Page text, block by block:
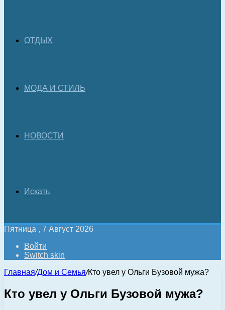
ОТДЫХ
МОДА И СТИЛЬ
НОВОСТИ
Искать
Пятница , 7 Август 2026
Войти
Switch skin
Главная/Дом и Семья/Кто увел у Ольги Бузовой мужа?
Кто увел у Ольги Бузовой мужа?